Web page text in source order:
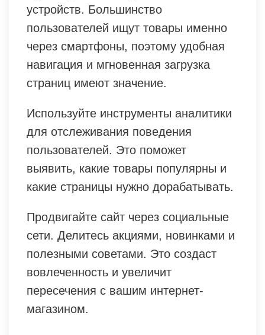
устройств. Большинство
пользователей ищут товары именно
через смартфоны, поэтому удобная
навигация и мгновенная загрузка
страниц имеют значение.
Используйте инструменты аналитики
для отслеживания поведения
пользователей. Это поможет
выявить, какие товары популярны и
какие страницы нужно дорабатывать.
Продвигайте сайт через социальные
сети. Делитесь акциями, новинками и
полезными советами. Это создаст
вовлеченность и увеличит
пересечения с вашим интернет-
магазином.